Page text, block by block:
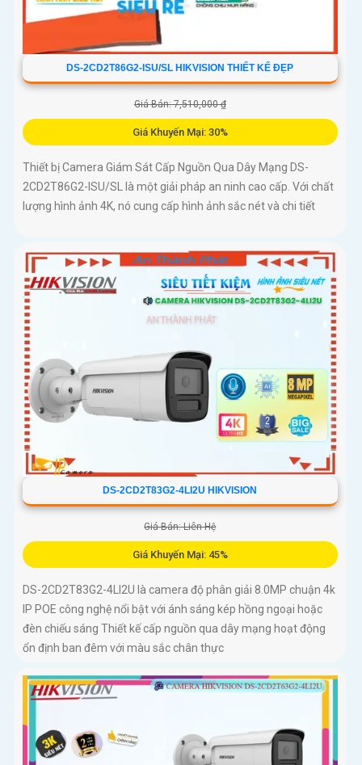
DS-2CD2T86G2-ISU/SL HIKVISION THIẾT KẾ ĐẸP
Giá Bán: 7,510,000 ₫
Giá Khuyến Mại: 30%
Thiết bị Camera Giám Sát Cấp Nguồn Qua Dây Mạng DS-
2CD2T86G2-ISU/SL là một giải pháp an ninh cao cấp. Với chất
lượng hình ảnh 4K, nó cung cấp hình ảnh sắc nét và chi tiết
DS-2CD2T83G2-4LI2U HIKVISION
Giá Bán: Liên Hệ
Giá Khuyến Mại: 45%
DS-2CD2T83G2-4LI2U là camera độ phân giải 8.0MP chuận 4k
IP POE công nghệ nổi bật với ánh sáng kép hồng ngoại hoặc
đèn chiếu sáng Thiết kế cấp nguồn qua dây mạng hoạt động
ổn định ban đêm với màu sắc chân thực